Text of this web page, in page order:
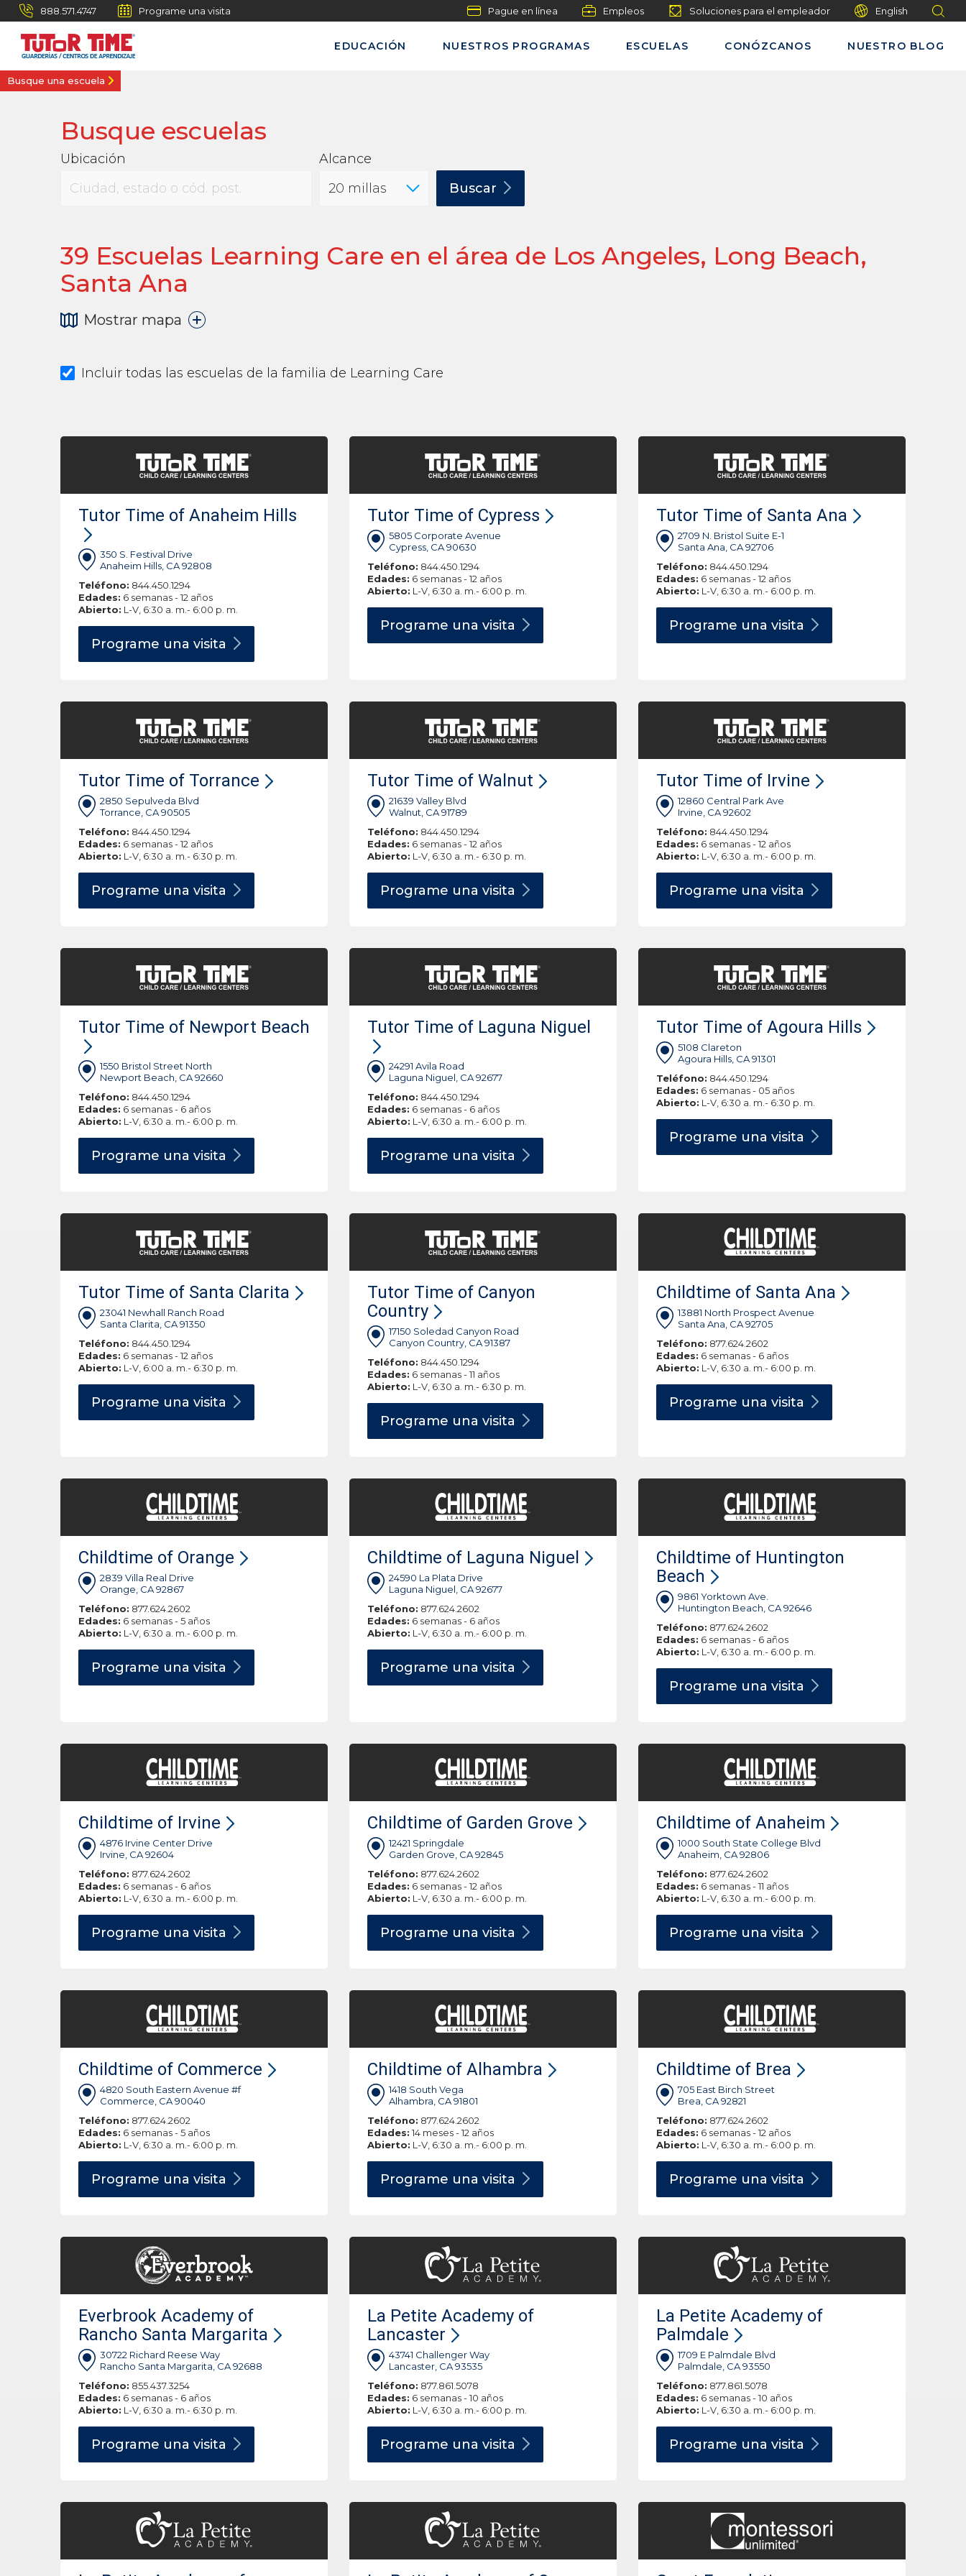
888.571.4747 Programe una visita Pague en línea Empleos Soluciones para el empleador English
EDUCACIÓN NUESTROS PROGRAMAS ESCUELAS CONÓZCANOS NUESTRO BLOG
Busque una escuela
Busque escuelas
Ubicación
Alcance
Buscar
39 Escuelas Learning Care en el área de Los Angeles, Long Beach,
Santa Ana
Mostrar mapa
Incluir todas las escuelas de la familia de Learning Care
Tutor Time of Anaheim Hills
350 S. Festival Drive
Anaheim Hills, CA 92808
Teléfono: 844.450.1294
Edades: 6 semanas - 12 años
Abierto: L-V, 6:30 a. m.- 6:00 p. m.
Programe una visita
Tutor Time of Cypress
5805 Corporate Avenue
Cypress, CA 90630
Teléfono: 844.450.1294
Edades: 6 semanas - 12 años
Abierto: L-V, 6:30 a. m.- 6:00 p. m.
Programe una visita
Tutor Time of Santa Ana
2709 N. Bristol Suite E-1
Santa Ana, CA 92706
Teléfono: 844.450.1294
Edades: 6 semanas - 12 años
Abierto: L-V, 6:30 a. m.- 6:00 p. m.
Programe una visita
Tutor Time of Torrance
2850 Sepulveda Blvd
Torrance, CA 90505
Teléfono: 844.450.1294
Edades: 6 semanas - 12 años
Abierto: L-V, 6:30 a. m.- 6:30 p. m.
Programe una visita
Tutor Time of Walnut
21639 Valley Blvd
Walnut, CA 91789
Teléfono: 844.450.1294
Edades: 6 semanas - 12 años
Abierto: L-V, 6:30 a. m.- 6:30 p. m.
Programe una visita
Tutor Time of Irvine
12860 Central Park Ave
Irvine, CA 92602
Teléfono: 844.450.1294
Edades: 6 semanas - 12 años
Abierto: L-V, 6:30 a. m.- 6:00 p. m.
Programe una visita
Tutor Time of Newport Beach
1550 Bristol Street North
Newport Beach, CA 92660
Teléfono: 844.450.1294
Edades: 6 semanas - 6 años
Abierto: L-V, 6:30 a. m.- 6:00 p. m.
Programe una visita
Tutor Time of Laguna Niguel
24291 Avila Road
Laguna Niguel, CA 92677
Teléfono: 844.450.1294
Edades: 6 semanas - 6 años
Abierto: L-V, 6:30 a. m.- 6:00 p. m.
Programe una visita
Tutor Time of Agoura Hills
5108 Clareton
Agoura Hills, CA 91301
Teléfono: 844.450.1294
Edades: 6 semanas - 05 años
Abierto: L-V, 6:30 a. m.- 6:30 p. m.
Programe una visita
Tutor Time of Santa Clarita
23041 Newhall Ranch Road
Santa Clarita, CA 91350
Teléfono: 844.450.1294
Edades: 6 semanas - 12 años
Abierto: L-V, 6:00 a. m.- 6:30 p. m.
Programe una visita
Tutor Time of Canyon
Country
17150 Soledad Canyon Road
Canyon Country, CA 91387
Teléfono: 844.450.1294
Edades: 6 semanas - 11 años
Abierto: L-V, 6:30 a. m.- 6:30 p. m.
Programe una visita
Childtime of Santa Ana
13881 North Prospect Avenue
Santa Ana, CA 92705
Teléfono: 877.624.2602
Edades: 6 semanas - 6 años
Abierto: L-V, 6:30 a. m.- 6:00 p. m.
Programe una visita
Childtime of Orange
2839 Villa Real Drive
Orange, CA 92867
Teléfono: 877.624.2602
Edades: 6 semanas - 5 años
Abierto: L-V, 6:30 a. m.- 6:00 p. m.
Programe una visita
Childtime of Laguna Niguel
24590 La Plata Drive
Laguna Niguel, CA 92677
Teléfono: 877.624.2602
Edades: 6 semanas - 6 años
Abierto: L-V, 6:30 a. m.- 6:00 p. m.
Programe una visita
Childtime of Huntington
Beach
9861 Yorktown Ave.
Huntington Beach, CA 92646
Teléfono: 877.624.2602
Edades: 6 semanas - 6 años
Abierto: L-V, 6:30 a. m.- 6:00 p. m.
Programe una visita
Childtime of Irvine
4876 Irvine Center Drive
Irvine, CA 92604
Teléfono: 877.624.2602
Edades: 6 semanas - 6 años
Abierto: L-V, 6:30 a. m.- 6:00 p. m.
Programe una visita
Childtime of Garden Grove
12421 Springdale
Garden Grove, CA 92845
Teléfono: 877.624.2602
Edades: 6 semanas - 12 años
Abierto: L-V, 6:30 a. m.- 6:00 p. m.
Programe una visita
Childtime of Anaheim
1000 South State College Blvd
Anaheim, CA 92806
Teléfono: 877.624.2602
Edades: 6 semanas - 11 años
Abierto: L-V, 6:30 a. m.- 6:00 p. m.
Programe una visita
Childtime of Commerce
4820 South Eastern Avenue #f
Commerce, CA 90040
Teléfono: 877.624.2602
Edades: 6 semanas - 5 años
Abierto: L-V, 6:30 a. m.- 6:00 p. m.
Programe una visita
Childtime of Alhambra
1418 South Vega
Alhambra, CA 91801
Teléfono: 877.624.2602
Edades: 14 meses - 12 años
Abierto: L-V, 6:30 a. m.- 6:00 p. m.
Programe una visita
Childtime of Brea
705 East Birch Street
Brea, CA 92821
Teléfono: 877.624.2602
Edades: 6 semanas - 12 años
Abierto: L-V, 6:30 a. m.- 6:00 p. m.
Programe una visita
Everbrook Academy of
Rancho Santa Margarita
30722 Richard Reese Way
Rancho Santa Margarita, CA 92688
Teléfono: 855.437.3254
Edades: 6 semanas - 6 años
Abierto: L-V, 6:30 a. m.- 6:30 p. m.
Programe una visita
La Petite Academy of
Lancaster
43741 Challenger Way
Lancaster, CA 93535
Teléfono: 877.861.5078
Edades: 6 semanas - 10 años
Abierto: L-V, 6:30 a. m.- 6:00 p. m.
Programe una visita
La Petite Academy of
Palmdale
1709 E Palmdale Blvd
Palmdale, CA 93550
Teléfono: 877.861.5078
Edades: 6 semanas - 10 años
Abierto: L-V, 6:30 a. m.- 6:00 p. m.
Programe una visita